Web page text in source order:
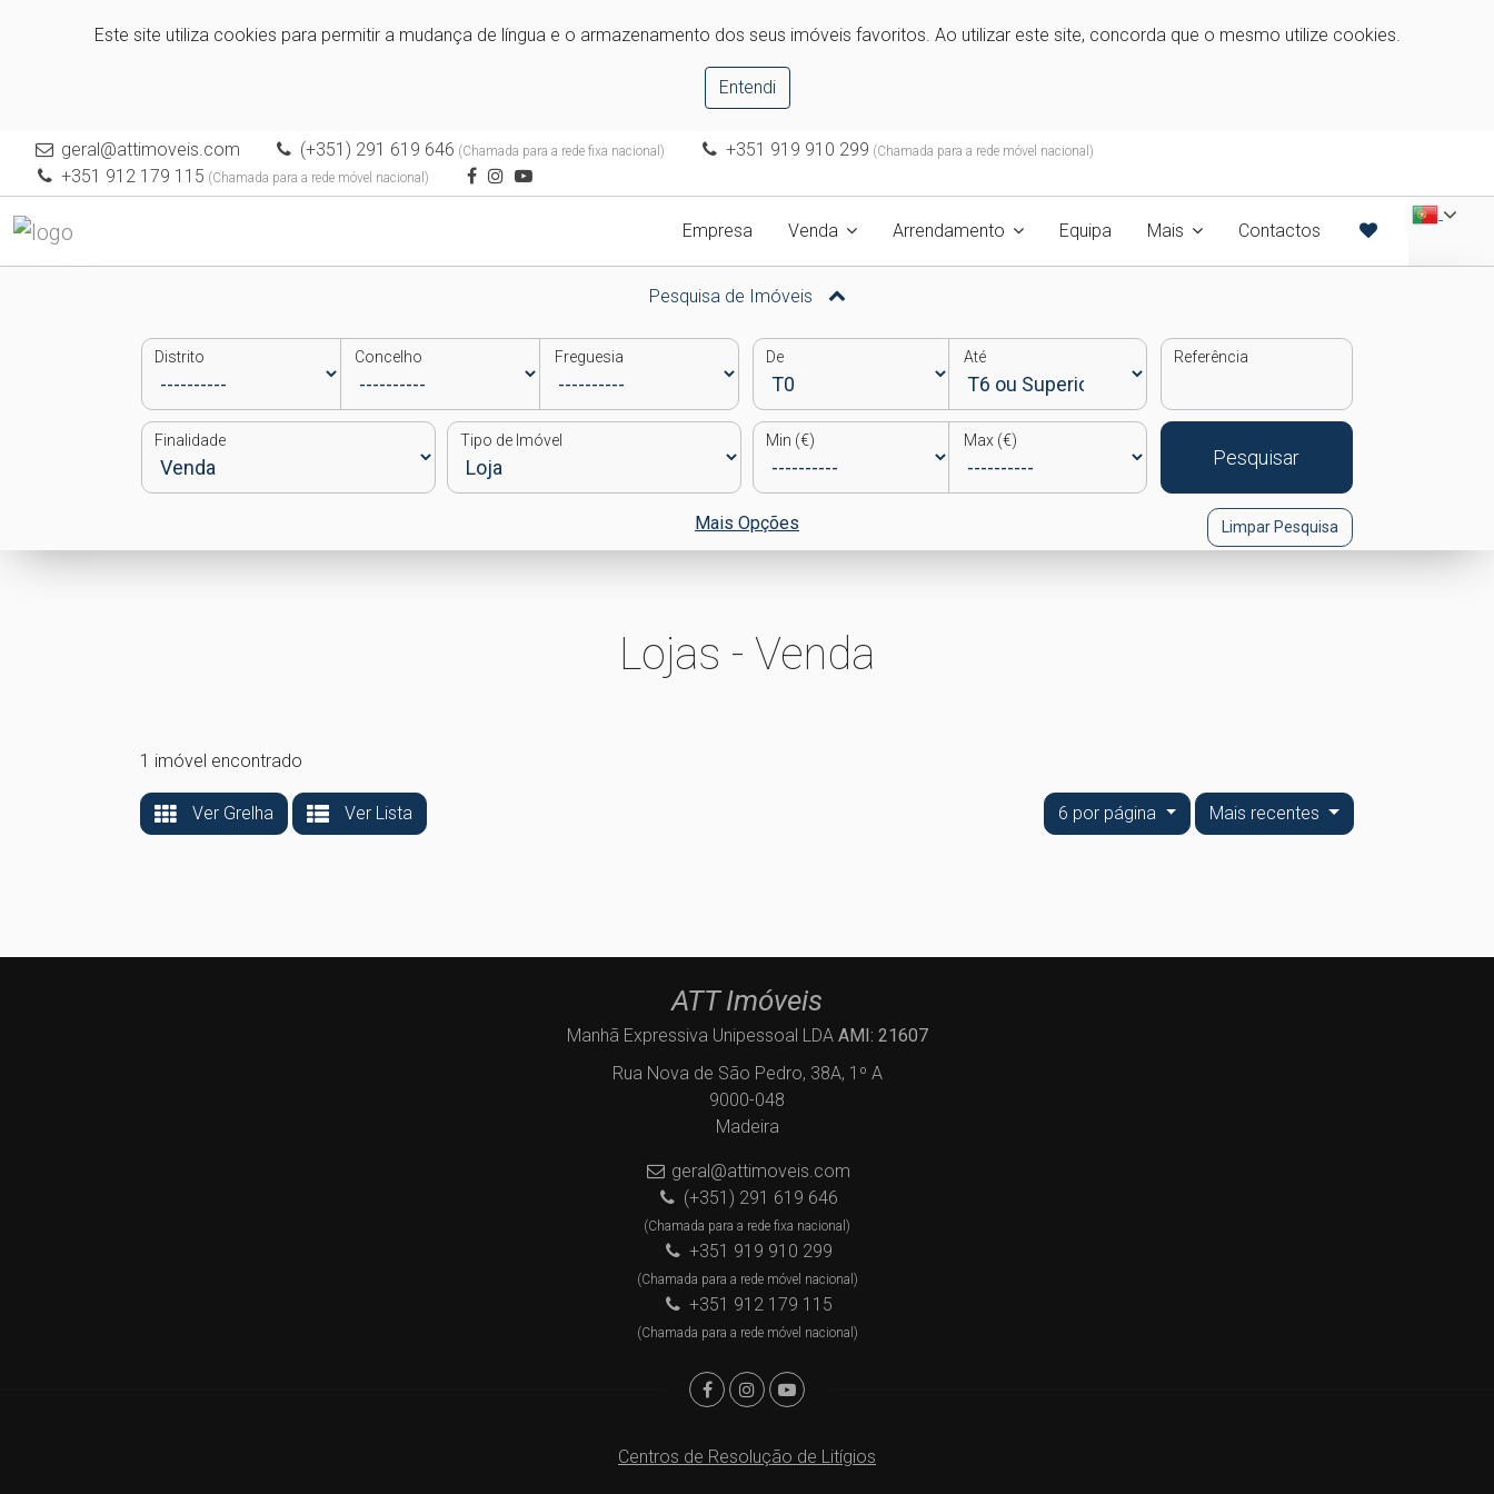
Este site utiliza cookies para permitir a mudança de língua e o armazenamento dos seus imóveis favoritos. Ao utilizar este site, concorda que o mesmo utilize cookies.
Entendi
geral@attimoveis.com (+351) 291 619 646 (Chamada para a rede fixa nacional) +351 919 910 299 (Chamada para a rede móvel nacional)
+351 912 179 115 (Chamada para a rede móvel nacional)
Empresa Venda Arrendamento Equipa Mais Contactos
Pesquisa de Imóveis
Distrito Concelho Freguesia De Até Referência
Finalidade Tipo de Imóvel Min (€) Max (€)
Pesquisar
Mais Opções Limpar Pesquisa
Lojas - Venda
1 imóvel encontrado
Ver Grelha Ver Lista 6 por página Mais recentes
ATT Imóveis
Manhã Expressiva Unipessoal LDA AMI: 21607
Rua Nova de São Pedro, 38A, 1º A
9000-048
Madeira
geral@attimoveis.com
(+351) 291 619 646
(Chamada para a rede fixa nacional)
+351 919 910 299
(Chamada para a rede móvel nacional)
+351 912 179 115
(Chamada para a rede móvel nacional)
Centros de Resolução de Litígios